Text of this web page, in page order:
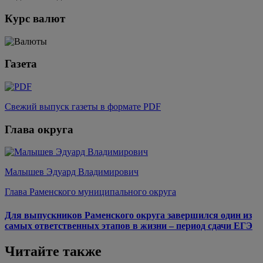
Курс валют
Газета
Свежий выпуск газеты в формате PDF
Глава округа
Малышев Эдуард Владимирович
Глава Раменского муниципального округа
Для выпускников Раменского округа завершился один из
самых ответственных этапов в жизни – период сдачи ЕГЭ
Читайте также